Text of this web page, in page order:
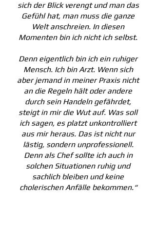
sich der Blick verengt und man das
Gefühl hat, man muss die ganze
Welt anschreien. In diesen
Momenten bin ich nicht ich selbst.
Denn eigentlich bin ich ein ruhiger
Mensch. Ich bin Arzt. Wenn sich
aber jemand in meiner Praxis nicht
an die Regeln hält oder andere
durch sein Handeln gefährdet,
steigt in mir die Wut auf. Was soll
ich sagen, es platzt unkontrolliert
aus mir heraus. Das ist nicht nur
lästig, sondern unprofessionell.
Denn als Chef sollte ich auch in
solchen Situationen ruhig und
sachlich bleiben und keine
cholerischen Anfälle bekommen.“